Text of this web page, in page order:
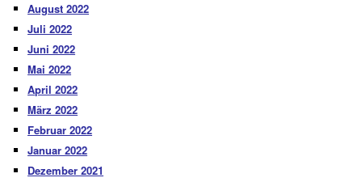
August 2022
Juli 2022
Juni 2022
Mai 2022
April 2022
März 2022
Februar 2022
Januar 2022
Dezember 2021